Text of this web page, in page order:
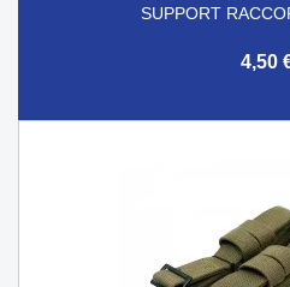
SUPPORT
4,50